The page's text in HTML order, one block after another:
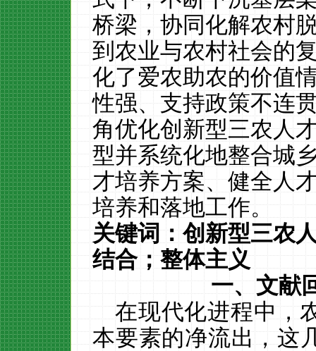
桥梁，协同化解农村
到农业与农村社会的
化了爱农助农的价值
性强、支持政策不连
角优化创新型三农人
型并系统化地整合城
才培养方案、健全人
培养和落地工作。
关键词：创新型三农
结合；整体主义
一、文献
在现代化进程中，
本要素的净流出，这